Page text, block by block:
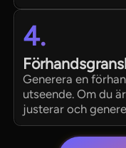
4.
Generera en
utseende. Om du
justerar och